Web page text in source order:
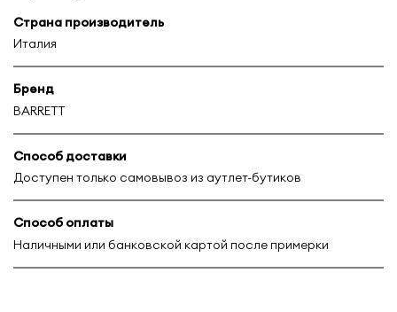
Страна производитель
Италия
Бренд
BARRETT
Способ доставки
Доступен только самовывоз из аутлет-бутиков
Способ оплаты
Наличными или банковской картой после примерки